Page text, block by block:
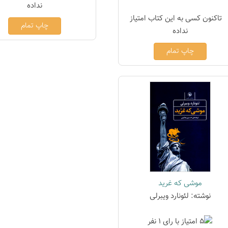
چاپ تمام
چاپ تمام
موشی که غرید
نوشته: لئونارد ویبرلی